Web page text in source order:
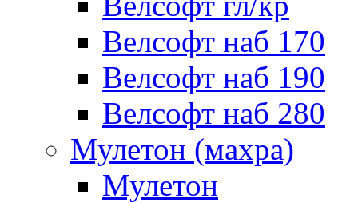
Велсофт наб 170
Велсофт наб 190
Велсофт наб 280
Мулетон (махра)
Мулетон